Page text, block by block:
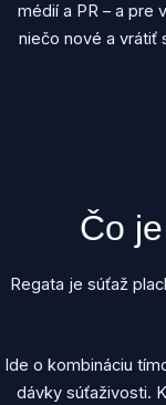
médií a PR – a pre
niečo nové a vrátiť
Čo
Regata je súťaž
Ide o kombináciu
dávky súťaživosti.